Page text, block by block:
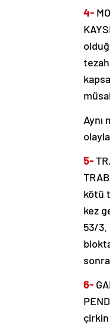
4-
Aynı
5-
kötü
kez
53/3.
6-